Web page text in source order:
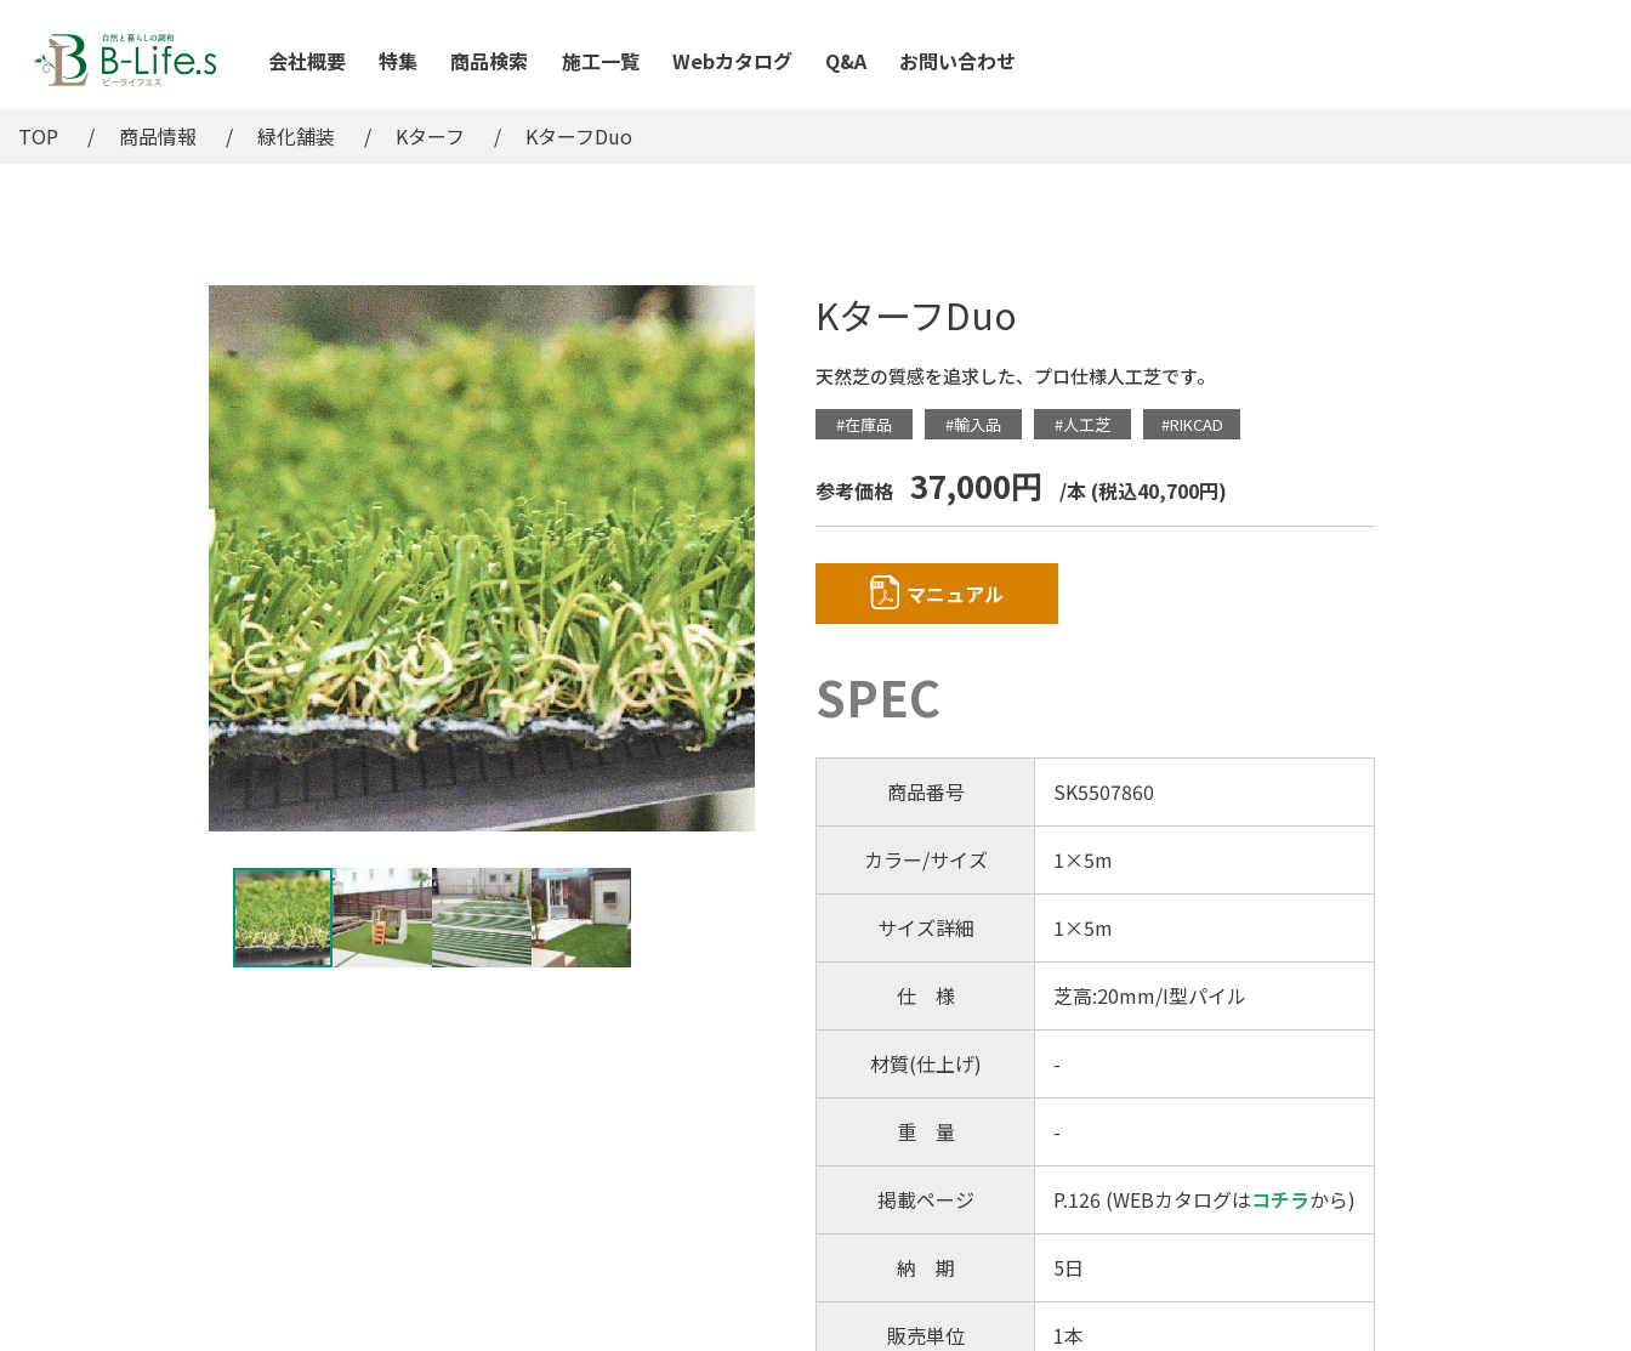
会社概要 特集 商品検索 施工一覧 Webカタログ Q&A お問い合わせ
TOP 商品情報 緑化舗装 Kターフ KターフDuo
KターフDuo
天然芝の質感を追求した、プロ仕様人工芝です。
#在庫品 #輸入品 #人工芝 #RIKCAD
参考価格 37,000円 /本 (税込40,700円)
マニュアル
SPEC
商品番号 SK5507860
カラー/サイズ 1×5m
サイズ詳細 1×5m
仕 様 芝高:20mm/I型パイル
材質(仕上げ) -
重 量 -
掲載ページ P.126 (WEBカタログはコチラから)
納 期 5日
販売単位 1本